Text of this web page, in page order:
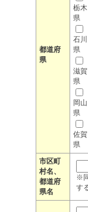
都道府
県
栃木
県
石川
県
滋賀
県
岡山
県
佐賀
県
市区町
村名、
都道府
県名
※
す